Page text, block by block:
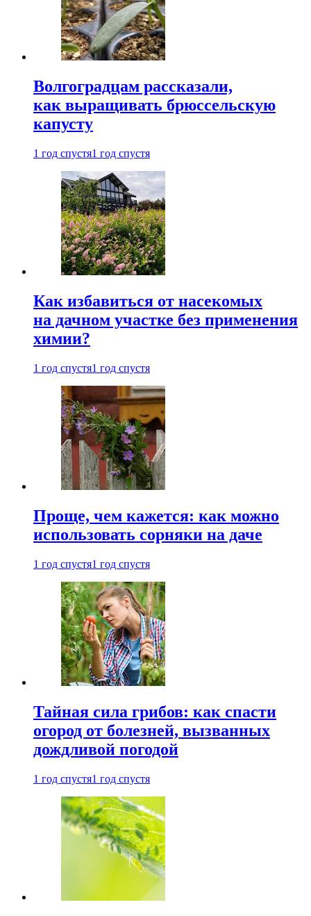
Волгоградцам рассказали,
как выращивать брюссельскую
капусту
1 год спустя1 год спустя
Как избавиться от насекомых
на дачном участке без применения
химии?
1 год спустя1 год спустя
Проще, чем кажется: как можно
использовать сорняки на даче
1 год спустя1 год спустя
Тайная сила грибов: как спасти
огород от болезней, вызванных
дождливой погодой
1 год спустя1 год спустя